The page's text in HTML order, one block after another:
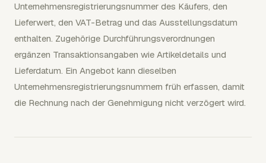
Unternehmensregistrierungsnummer des Käufers, den
Lieferwert, den VAT-Betrag und das Ausstellungsdatum
enthalten. Zugehörige Durchführungsverordnungen
ergänzen Transaktionsangaben wie Artikeldetails und
Lieferdatum. Ein Angebot kann dieselben
Unternehmensregistrierungsnummern früh erfassen, damit
die Rechnung nach der Genehmigung nicht verzögert wird.